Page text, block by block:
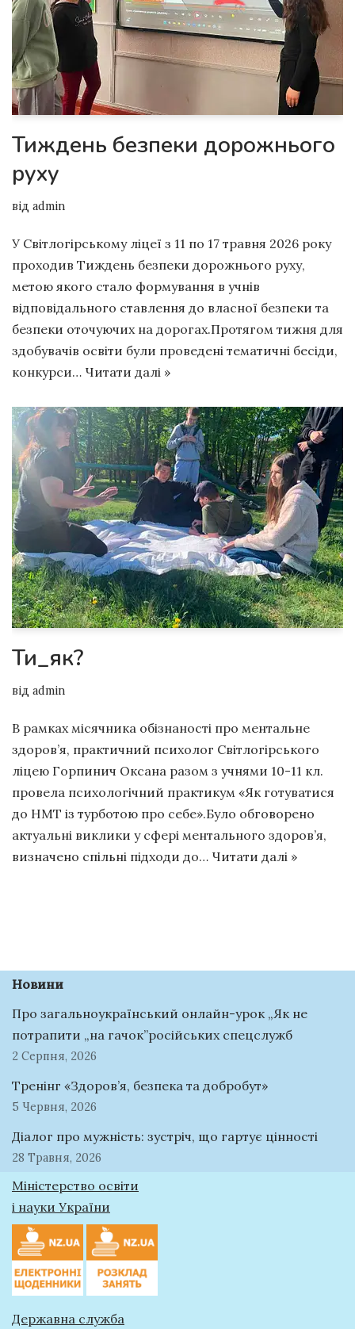
Тиждень безпеки дорожнього
руху
від admin
У Світлогірському ліцеї з 11 по 17 травня 2026 року
проходив Тиждень безпеки дорожнього руху,
метою якого стало формування в учнів
відповідального ставлення до власної безпеки та
безпеки оточуючих на дорогах.Протягом тижня для
здобувачів освіти були проведені тематичні бесіди,
конкурси… Читати далі »
Ти_як?
від admin
В рамках місячника обізнаності про ментальне
здоров’я, практичний психолог Світлогірського
ліцею Горпинич Оксана разом з учнями 10-11 кл.
провела психологічний практикум «Як готуватися
до НМТ із турботою про себе».Було обговорено
актуальні виклики у сфері ментального здоров’я,
визначено спільні підходи до… Читати далі »
Новини
Про загальноукраїнський онлайн-урок „Як не
потрапити „на гачок”російських спецслужб
2 Серпня, 2026
Тренінг «Здоров’я, безпека та добробут»
5 Червня, 2026
Діалог про мужність: зустріч, що гартує цінності
28 Травня, 2026
Міністерство освіти
і науки України
Державна служба